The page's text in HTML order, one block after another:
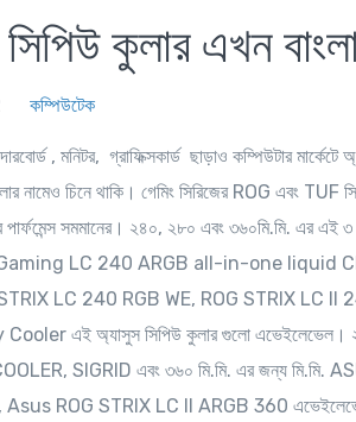
কুলার এখন
কম্পিউটেক
, মনিটর, গ্রাফিক্সকার্ড ছাড়াও কম্পিউটার
নামেও চিনে থাকি। গেমিং সিরিজের ROG এবং TUF
পার্ফমেন্স সমমানের। ২৪০, ২৮০ এবং ৩৬০মি.মি. এর
Gaming LC 240 ARGB all-in-one liquid
LC 240 RGB WE, ROG STRIX LC
এই অ্যাসুস সিপিউ কুলার গুলো
SIGRID এবং ৩৬০ মি.মি. এর জন্য
Asus ROG STRIX LC II ARGB 360